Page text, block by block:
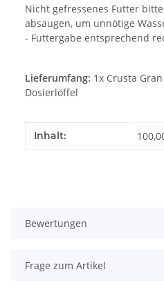
Nicht gefressenes Futter
absaugen, um unnötige
- Futtergabe entsprechend
Lieferumfang: 1x Crusta
Dosierlöffel
Produkteigenschaft
Wert
Inhalt:
Bewertungen
Frage zum Artikel